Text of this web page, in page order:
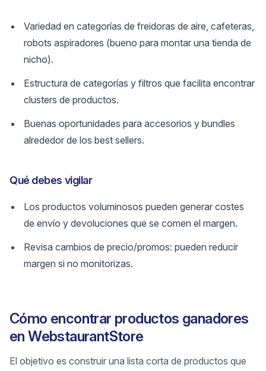
Variedad en categorías de freidoras de aire, cafeteras,
robots aspiradores (bueno para montar una tienda de
nicho).
Estructura de categorías y filtros que facilita encontrar
clusters de productos.
Buenas oportunidades para accesorios y bundles
alrededor de los best sellers.
Qué debes vigilar
Los productos voluminosos pueden generar costes
de envío y devoluciones que se comen el margen.
Revisa cambios de precio/promos: pueden reducir
margen si no monitorizas.
Cómo encontrar productos ganadores
en WebstaurantStore
El objetivo es construir una lista corta de productos que